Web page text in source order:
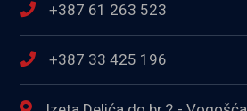
+387 61 263 523
+387 33 425 196